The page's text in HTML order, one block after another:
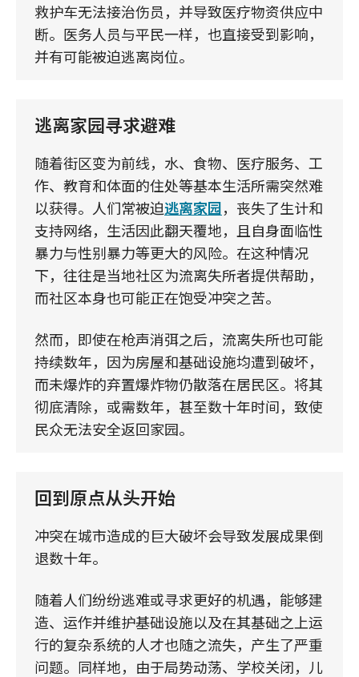
救护车无法接治伤员，并导致医疗物资供应中
断。医务人员与平民一样，也直接受到影响，
并有可能被迫逃离岗位。
逃离家园寻求避难
随着街区变为前线，水、食物、医疗服务、工
作、教育和体面的住处等基本生活所需突然难
以获得。人们常被迫逃离家园，丧失了生计和
支持网络，生活因此翻天覆地，且自身面临性
暴力与性别暴力等更大的风险。在这种情况
下，往往是当地社区为流离失所者提供帮助，
而社区本身也可能正在饱受冲突之苦。
然而，即使在枪声消弭之后，流离失所也可能
持续数年，因为房屋和基础设施均遭到破坏，
而未爆炸的弃置爆炸物仍散落在居民区。将其
彻底清除，或需数年，甚至数十年时间，致使
民众无法安全返回家园。
回到原点从头开始
冲突在城市造成的巨大破坏会导致发展成果倒
退数十年。
随着人们纷纷逃难或寻求更好的机遇，能够建
造、运作并维护基础设施以及在其基础之上运
行的复杂系统的人才也随之流失，产生了严重
问题。同样地，由于局势动荡、学校关闭，儿